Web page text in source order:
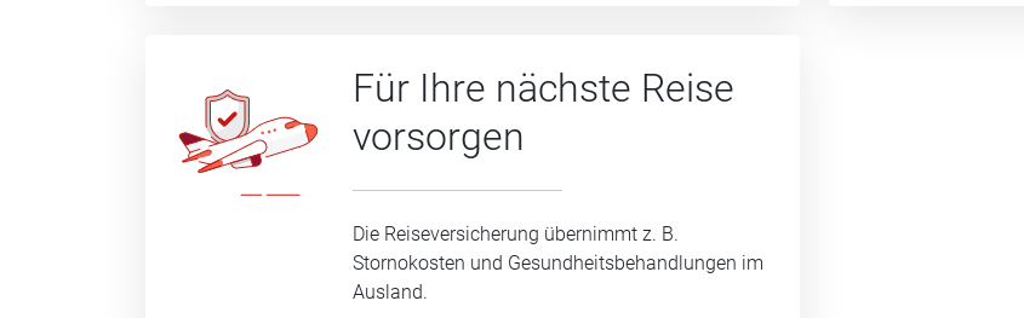
Für Ihre nächste Reise
vorsorgen
Die Reiseversicherung übernimmt z. B.
Stornokosten und Gesundheitsbehandlungen im
Ausland.